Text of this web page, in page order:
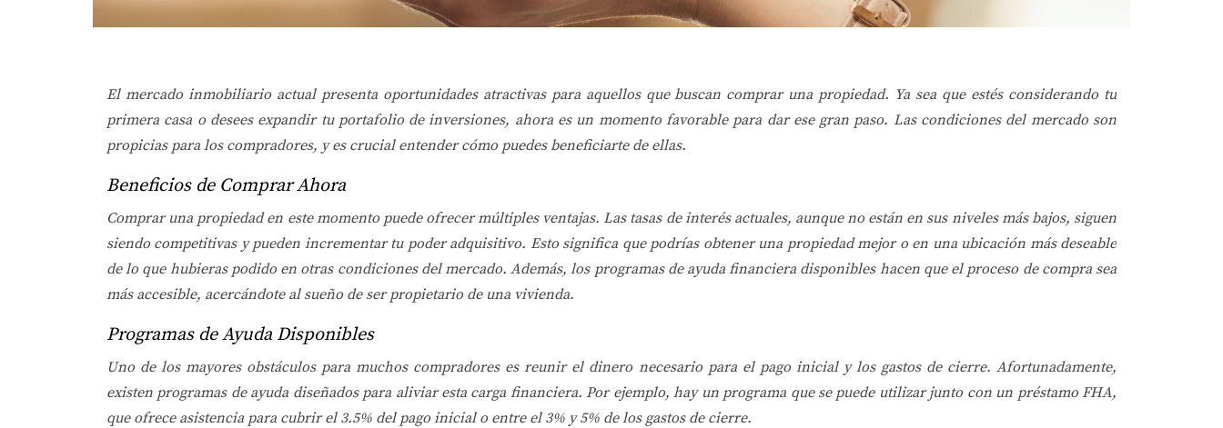
El mercado inmobiliario actual presenta oportunidades atractivas para aquellos que buscan comprar una propiedad. Ya sea que estés considerando tu
primera casa o desees expandir tu portafolio de inversiones, ahora es un momento favorable para dar ese gran paso. Las condiciones del mercado son
propicias para los compradores, y es crucial entender cómo puedes beneficiarte de ellas.
Beneficios de Comprar Ahora
Comprar una propiedad en este momento puede ofrecer múltiples ventajas. Las tasas de interés actuales, aunque no están en sus niveles más bajos, siguen
siendo competitivas y pueden incrementar tu poder adquisitivo. Esto significa que podrías obtener una propiedad mejor o en una ubicación más deseable
de lo que hubieras podido en otras condiciones del mercado. Además, los programas de ayuda financiera disponibles hacen que el proceso de compra sea
más accesible, acercándote al sueño de ser propietario de una vivienda.
Programas de Ayuda Disponibles
Uno de los mayores obstáculos para muchos compradores es reunir el dinero necesario para el pago inicial y los gastos de cierre. Afortunadamente,
existen programas de ayuda diseñados para aliviar esta carga financiera. Por ejemplo, hay un programa que se puede utilizar junto con un préstamo FHA,
que ofrece asistencia para cubrir el 3.5% del pago inicial o entre el 3% y 5% de los gastos de cierre.